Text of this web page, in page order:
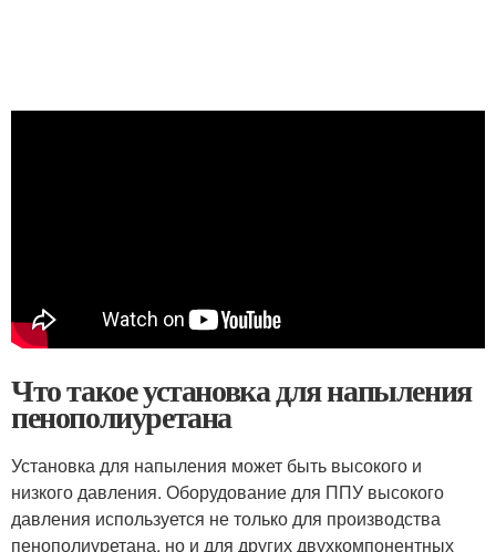
Что такое установка для напыления
пенополиуретана
Установка для напыления может быть высокого и
низкого давления. Оборудование для ППУ высокого
давления используется не только для производства
пенополиуретана, но и для других двухкомпонентных